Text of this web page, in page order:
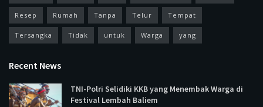
Resep Rumah Tanpa Telur Tempat
Tersangka Tidak untuk Warga yang
Recent News
TNI-Polri Selidiki KKB yang Menembak Warga di
Festival Lembah Baliem